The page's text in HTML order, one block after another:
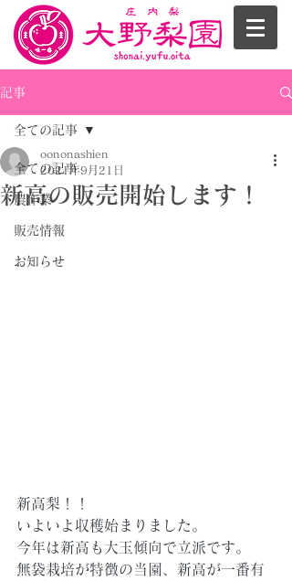
記事
全ての記事
農作業
販売情報
お知らせ
全ての記事
新高の販売開始します！
oononashien
2021年9月21日
新高梨！！
いよいよ収穫始まりました。
今年は新高も大玉傾向で立派です。
無袋栽培が特徴の当園、新高が一番有